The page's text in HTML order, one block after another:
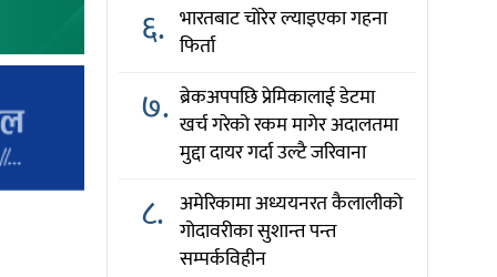
६. भारतबाट चोरेर ल्याइएका गहना
फिर्ता
७. ब्रेकअपपछि प्रेमिकालाई डेटमा
खर्च गरेको रकम मागेर अदालतमा
मुद्दा दायर गर्दा उल्टै जरिवाना
८. अमेरिकामा अध्ययनरत कैलालीको
गोदावरीका सुशान्त पन्त
सम्पर्कविहीन